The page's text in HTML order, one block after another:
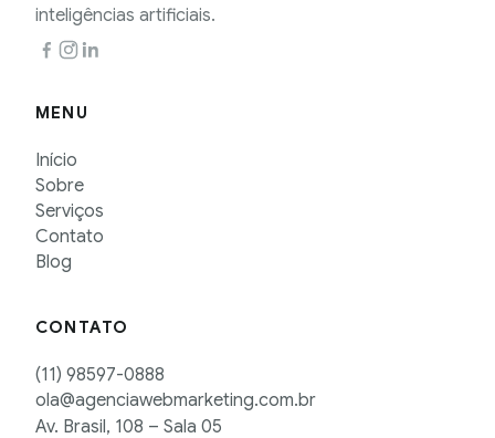
inteligências artificiais.
MENU
Início
Sobre
Serviços
Contato
Blog
CONTATO
(11) 98597-0888
ola@agenciawebmarketing.com.br
Av. Brasil, 108 – Sala 05